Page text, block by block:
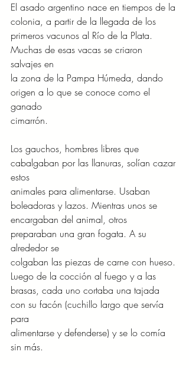
El asado argentino nace en tiempos de la
colonia, a partir de la llegada de los
primeros vacunos al Río de la Plata.
Muchas de esas vacas se criaron
salvajes en
la zona de la Pampa Húmeda, dando
origen a lo que se conoce como el
ganado
cimarrón.
Los gauchos, hombres libres que
cabalgaban por las llanuras, solían cazar
estos
animales para alimentarse. Usaban
boleadoras y lazos. Mientras unos se
encargaban del animal, otros
preparaban una gran fogata. A su
alrededor se
colgaban las piezas de carne con hueso.
Luego de la cocción al fuego y a las
brasas, cada uno cortaba una tajada
con su facón (cuchillo largo que servía
para
alimentarse y defenderse) y se lo comía
sin más.